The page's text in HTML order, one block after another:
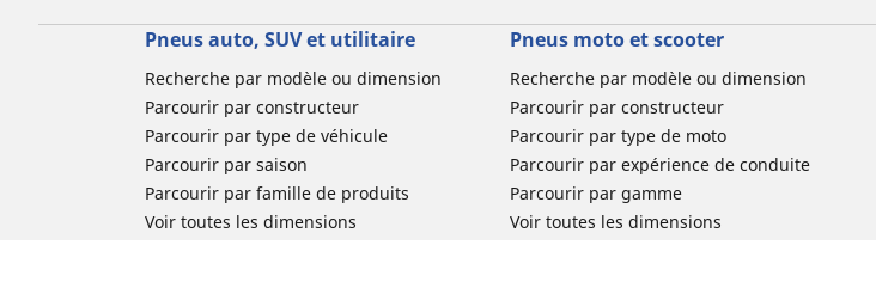
Pneus auto, SUV et utilitaire
Recherche par modèle ou dimension
Parcourir par constructeur
Parcourir par type de véhicule
Parcourir par saison
Parcourir par famille de produits
Voir toutes les dimensions
Pneus moto et scooter
Recherche par modèle ou dimension
Parcourir par constructeur
Parcourir par type de moto
Parcourir par expérience de conduite
Parcourir par gamme
Voir toutes les dimensions